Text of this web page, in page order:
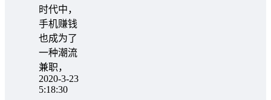
时代中，
手机赚钱
也成为了
一种潮流
兼职，
2020-3-23
5:18:30